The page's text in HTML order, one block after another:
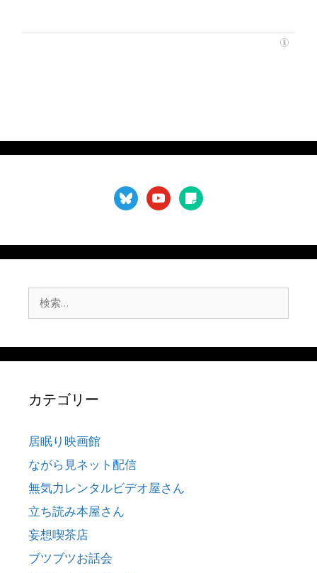
blueskyyoutubesticky-
note
索:
カテゴリー
居眠り映画館
ながら見ネット配信
無気力レンタルビデオ屋さん
立ち読み本屋さん
妄想喫茶店
ブツブツお話会